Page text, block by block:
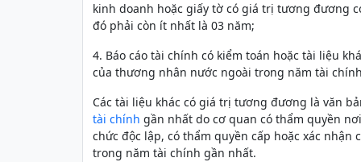
kinh doanh hoặc giấy tờ có giá trị tương đương
đó phải còn ít nhất là 03 năm;
4. Báo cáo tài chính có kiểm toán hoặc tài liệu
của thương nhân nước ngoài trong năm tài
Các tài liệu khác có giá trị tương đương là văn
tài chính gần nhất do cơ quan có thẩm quyền
chức độc lập, có thẩm quyền cấp hoặc xác
trong năm tài chính gần nhất.